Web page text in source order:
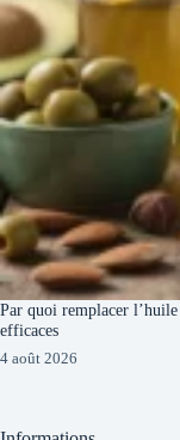
Par quoi remplacer
efficaces
4 août 2026